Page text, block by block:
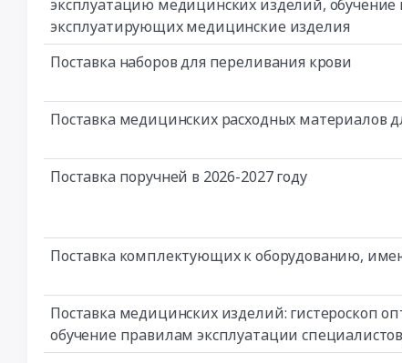
эксплуатацию медицинских изделий,
эксплуатирующих медицинские изделия
Поставка наборов для переливания крови
Поставка медицинских расходных материалов
Поставка поручней в 2026-2027 году
Поставка комплектующих к оборудованию,
Поставка медицинских изделий: гистероскоп
обучение правилам эксплуатации